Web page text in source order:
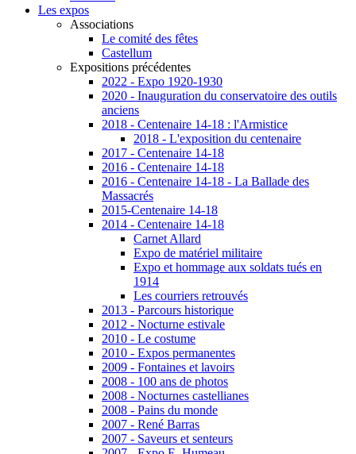
Les expos
Associations
Le comité des fêtes
Castellum
Expositions précédentes
2022 - Expo 1920-1930
2020 - Inauguration du conservatoire des outils
anciens
2018 - Centenaire 14-18 : l'Armistice
2018 - L'exposition du centenaire
2017 - Centenaire 14-18
2016 - Centenaire 14-18
2016 - Centenaire 14-18 - La Ballade des
Massacrés
2015-Centenaire 14-18
2014 - Centenaire 14-18
Carnet Allard
Expo de matériel militaire
Expo et hommage aux soldats tués en
1914
Les courriers retrouvés
2013 - Parcours historique
2012 - Nocturne estivale
2010 - Le costume
2010 - Expos permanentes
2009 - Fontaines et lavoirs
2008 - 100 ans de photos
2008 - Nocturnes castellianes
2008 - Pains du monde
2007 - René Barras
2007 - Saveurs et senteurs